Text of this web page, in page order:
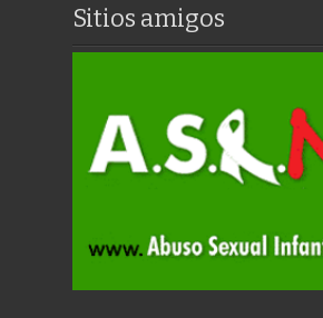
Sitios amigos